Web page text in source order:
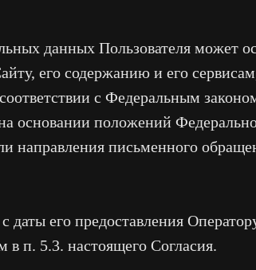
данных Пользователя может
его содержанию и его
с Федеральным
основании положений
направления письменного
даты его предоставления
в п. 5.3. настоящего Согласия.